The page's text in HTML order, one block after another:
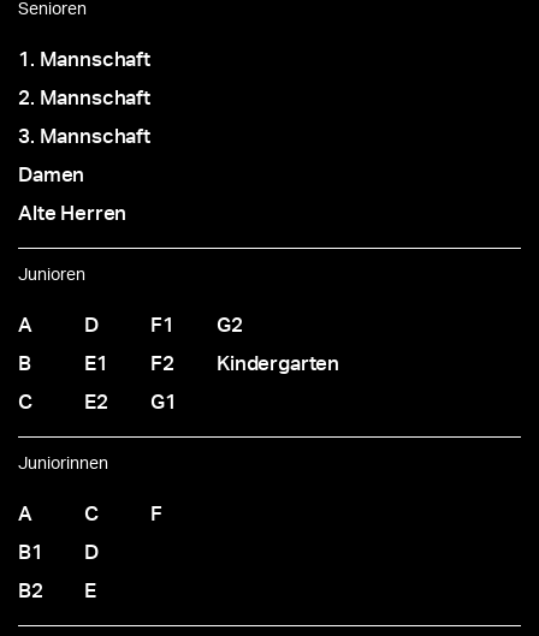
Senioren
1. Mannschaft
2. Mannschaft
3. Mannschaft
Damen
Alte Herren
Junioren
A
B
C
D
E1
E2
F1
F2
G1
G2
Kindergarten
Juniorinnen
A
B1
B2
C
D
E
F